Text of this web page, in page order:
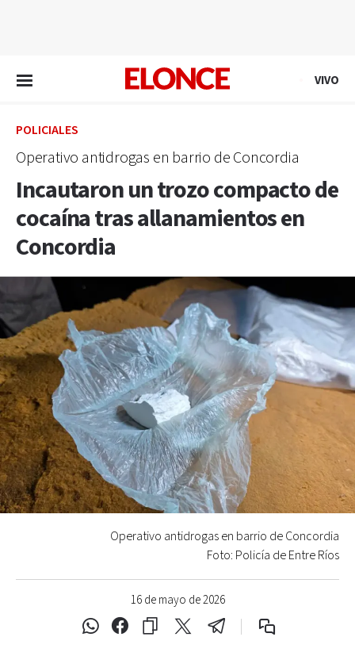
VIVO
POLICIALES
Operativo antidrogas en barrio de Concordia
Incautaron un trozo compacto de
cocaína tras allanamientos en
Concordia
16 de mayo de 2026
Operativo antidrogas en barrio de Concordia
Foto: Policía de Entre Ríos